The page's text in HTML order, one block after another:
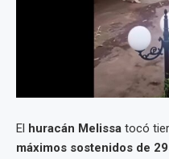
El huracán Melissa tocó
máximos sostenidos de